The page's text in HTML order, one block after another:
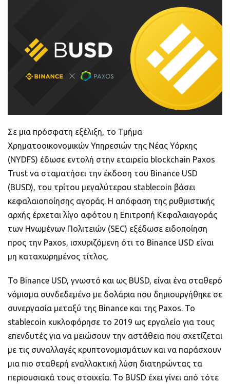
Σε μια πρόσφατη εξέλιξη, το Τμήμα
Χρηματοοικονομικών Υπηρεσιών της Νέας Υόρκης
(NYDFS) έδωσε εντολή στην εταιρεία blockchain Paxos
Trust να σταματήσει την έκδοση του Binance USD
(BUSD), του τρίτου μεγαλύτερου stablecoin βάσει
κεφαλαιοποίησης αγοράς. Η απόφαση της ρυθμιστικής
αρχής έρχεται λίγο αφότου η Επιτροπή Κεφαλαιαγοράς
των Ηνωμένων Πολιτειών (SEC) εξέδωσε ειδοποίηση
προς την Paxos, ισχυριζόμενη ότι το Binance USD είναι
μη καταχωρημένος τίτλος.
Το Binance USD, γνωστό και ως BUSD, είναι ένα σταθερό
νόμισμα συνδεδεμένο με δολάρια που δημιουργήθηκε σε
συνεργασία μεταξύ της Binance και της Paxos. Το
stablecoin κυκλοφόρησε το 2019 ως εργαλείο για τους
επενδυτές για να μειώσουν την αστάθεια που σχετίζεται
με τις συναλλαγές κρυπτονομισμάτων και να παράσχουν
μια πιο σταθερή εναλλακτική λύση διατηρώντας τα
περιουσιακά τους στοιχεία. Το BUSD έχει γίνει από τότε
ποιοτικό
Metamask τι είναι και πως λειτουργεί αυτό